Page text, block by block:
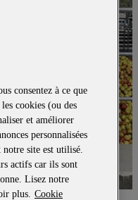
consentez à ce que
cookies (ou des
et améliorer
personnalisées
notre site est utilisé.
actifs car ils sont
Lisez notre
plus. Cookie